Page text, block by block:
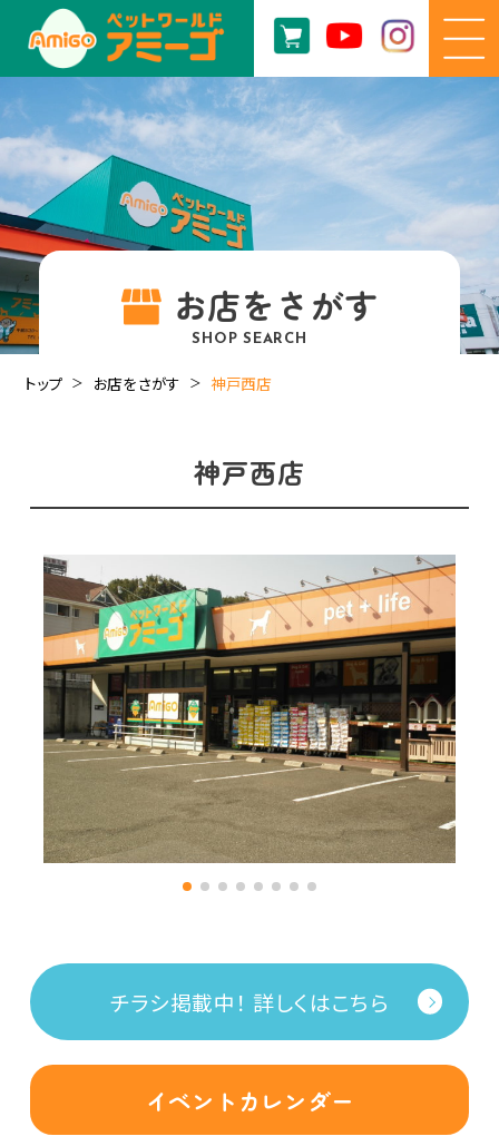
お店をさがす
SHOP SEARCH
トップ お店をさがす 神戸西店
神戸西店
チラシ掲載中！ 詳しくはこちら
イベントカレンダー